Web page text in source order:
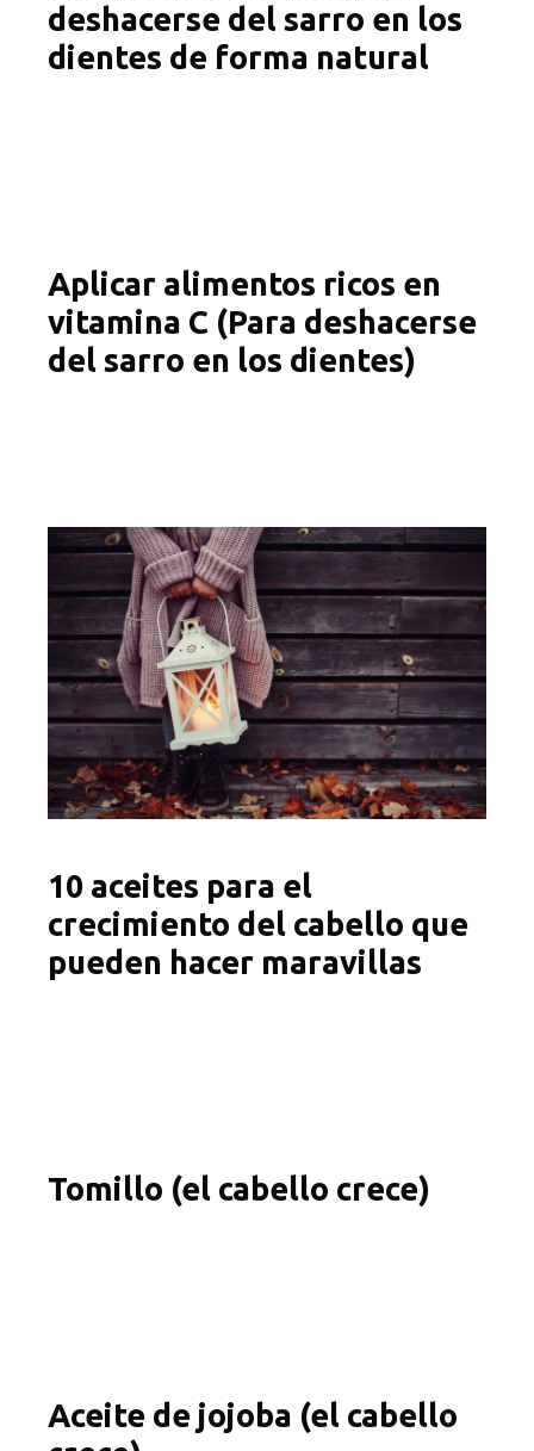
deshacerse del sarro en los
dientes de forma natural
Aplicar alimentos ricos en
vitamina C (Para deshacerse
del sarro en los dientes)
10 aceites para el
crecimiento del cabello que
pueden hacer maravillas
Tomillo (el cabello crece)
Aceite de jojoba (el cabello